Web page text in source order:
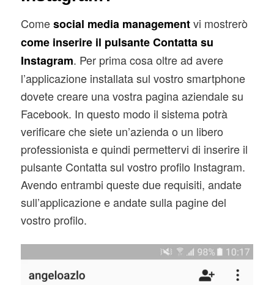
Comesocial media managementvi mostrerò
come inserire il pulsante Contatta su
Instagram. Per prima cosa oltre ad avere
l’applicazione installata sul vostro smartphone
dovete creare una vostra pagina aziendale su
Facebook. In questo modo il sistema potrà
verificare che siete un’azienda o un libero
professionista e quindi permettervi di inserire il
pulsante Contatta sul vostro profilo Instagram.
Avendo entrambi queste due requisiti, andate
sull’applicazione e andate sulla pagine del
vostro profilo.